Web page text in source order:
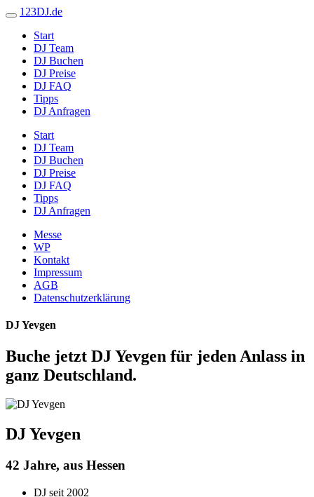
123DJ.de
Start
DJ Team
DJ Buchen
DJ Preise
DJ FAQ
Tipps
DJ Anfragen
Start
DJ Team
DJ Buchen
DJ Preise
DJ FAQ
Tipps
DJ Anfragen
Messe
WP
Kontakt
Impressum
AGB
Datenschutzerklärung
DJ Yevgen
Buche jetzt DJ Yevgen für jeden Anlass in
ganz Deutschland.
DJ Yevgen
42 Jahre, aus Hessen
DJ seit 2002